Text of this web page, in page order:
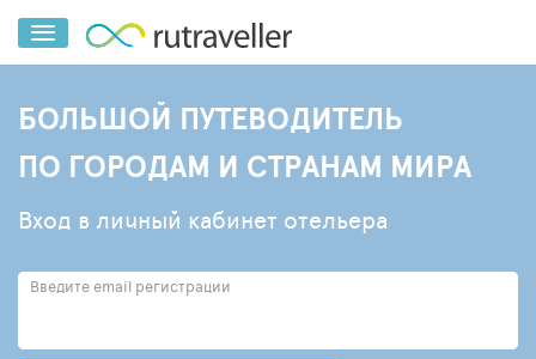
БОЛЬШОЙ ПУТЕВОДИТЕЛЬ
ПО ГОРОДАМ И СТРАНАМ МИРА
Вход в личный кабинет отельера
Введите email регистрации